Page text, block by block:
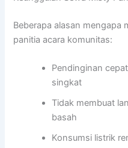
Beberapa alasan mengapa
panitia acara komunitas:
Pendinginan
singkat
Tidak membuat
basah
Konsumsi listrik